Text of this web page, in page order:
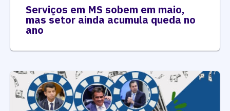
Serviços em MS sobem em maio,
mas setor ainda acumula queda no
ano